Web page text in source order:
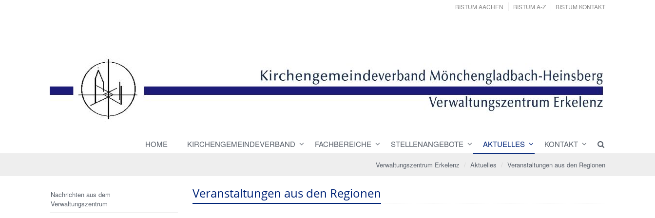
BISTUM AACHEN BISTUM A-Z BISTUM KONTAKT
HOME KIRCHENGEMEINDEVERBAND FACHBEREICHE STELLENANGEBOTE AKTUELLES KONTAKT
Verwaltungszentrum Erkelenz Aktuelles Veranstaltungen aus den Regionen
Veranstaltungen aus den Regionen
Nachrichten aus dem
Verwaltungszentrum